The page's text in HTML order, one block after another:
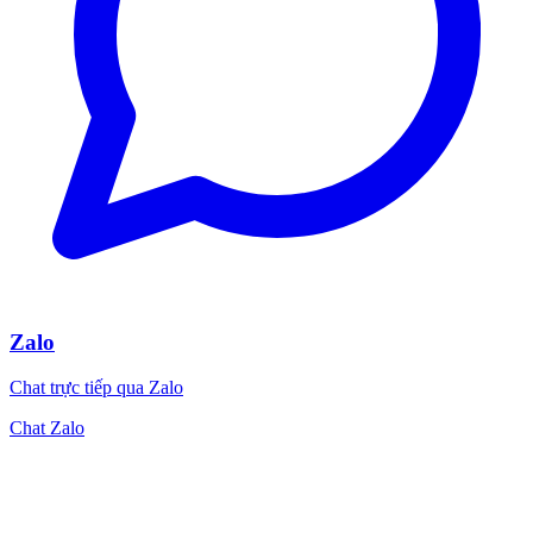
Zalo
Chat trực tiếp qua Zalo
Chat Zalo